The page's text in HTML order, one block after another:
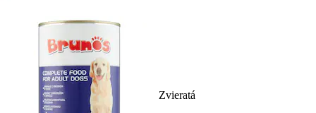
Zvieratá